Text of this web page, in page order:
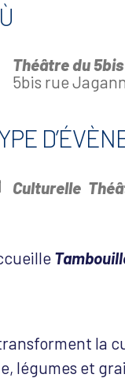
Théâtre du 5bis
5bis rue
Culturelle
la
légumes et